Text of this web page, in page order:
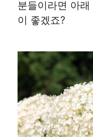
분들이라면 아
이 좋겠죠?